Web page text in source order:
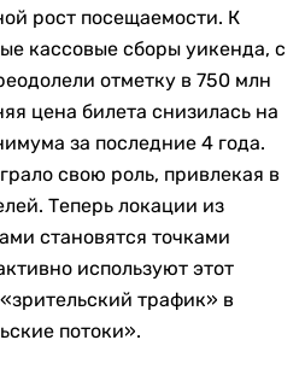
рост посещаемости. К
кассовые сборы уикенда, с
отметку в 750 млн
цена билета снизилась на
за последние 4 года.
свою роль, привлекая в
Теперь локации из
становятся точками
используют этот
трафик» в
потоки».